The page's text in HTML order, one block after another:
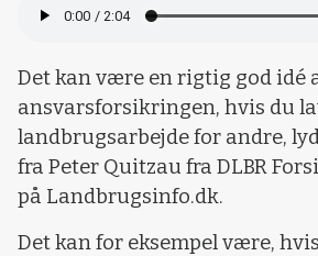
Det kan være en rigtig god idé
ansvarsforsikringen, hvis du
landbrugsarbejde for andre,
fra Peter Quitzau fra DLBR
på Landbrugsinfo.dk.
Det kan for eksempel være,